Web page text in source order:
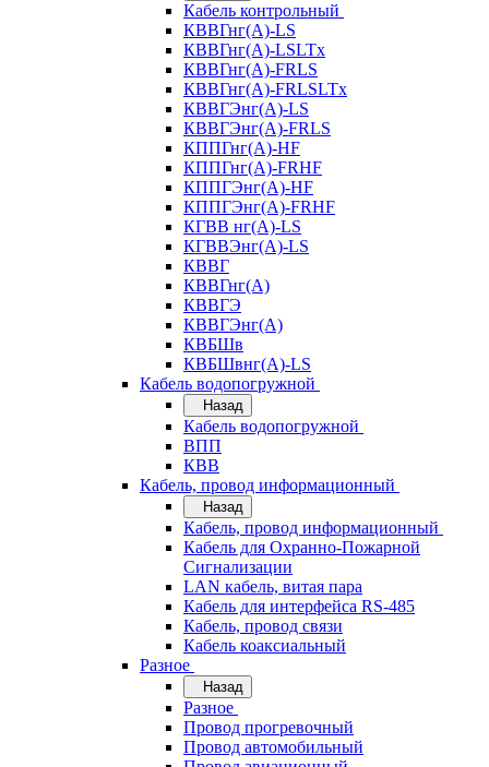
Кабель контрольный
КВВГнг(А)-LS
КВВГнг(А)-LSLTx
КВВГнг(А)-FRLS
КВВГнг(А)-FRLSLTx
КВВГЭнг(А)-LS
КВВГЭнг(А)-FRLS
КППГнг(А)-HF
КППГнг(А)-FRHF
КППГЭнг(А)-HF
КППГЭнг(А)-FRHF
КГВВ нг(А)-LS
КГВВЭнг(А)-LS
КВВГ
КВВГнг(А)
КВВГЭ
КВВГЭнг(А)
КВБШв
КВБШвнг(А)-LS
Кабель водопогружной
Назад
Кабель водопогружной
ВПП
КВВ
Кабель, провод информационный
Назад
Кабель, провод информационный
Кабель для Охранно-Пожарной
Сигнализации
LAN кабель, витая пара
Кабель для интерфейса RS-485
Кабель, провод связи
Кабель коаксиальный
Разное
Назад
Разное
Провод прогревочный
Провод автомобильный